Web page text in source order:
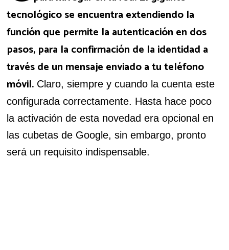
tecnológico se encuentra extendiendo la
función que permite la autenticación en dos
pasos, para la confirmación de la identidad a
través de un mensaje enviado a tu teléfono
móvil. Claro, siempre y cuando la cuenta este
configurada correctamente. Hasta hace poco
la activación de esta novedad era opcional en
las cubetas de Google, sin embargo, pronto
será un requisito indispensable.